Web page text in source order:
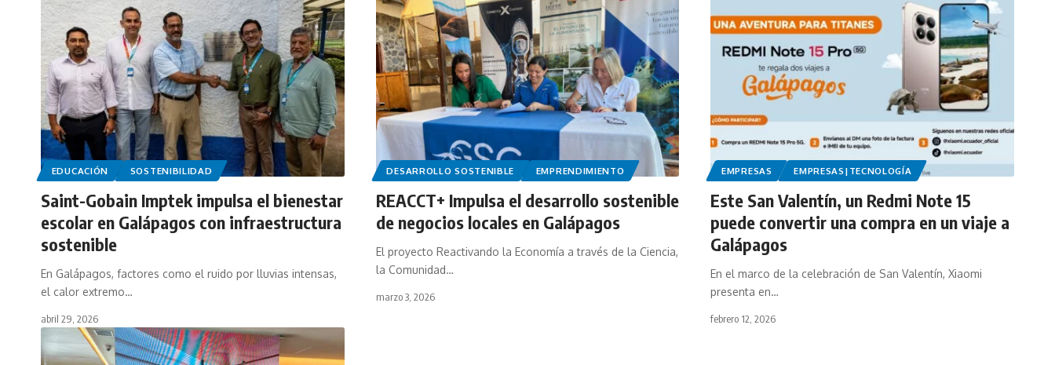
EDUCACIÓN SOSTENIBILIDAD
Saint-Gobain Imptek impulsa el bienestar
escolar en Galápagos con infraestructura
sostenible
En Galápagos, factores como el ruido por lluvias intensas,
el calor extremo…
abril 29, 2026
DESARROLLO SOSTENIBLE EMPRENDIMIENTO
REACCT+ Impulsa el desarrollo sostenible
de negocios locales en Galápagos
El proyecto Reactivando la Economía a través de la Ciencia,
la Comunidad…
marzo 3, 2026
EMPRESAS EMPRESAS|TECNOLOGÍA
Este San Valentín, un Redmi Note 15
puede convertir una compra en un viaje a
Galápagos
En el marco de la celebración de San Valentín, Xiaomi
presenta en…
febrero 12, 2026